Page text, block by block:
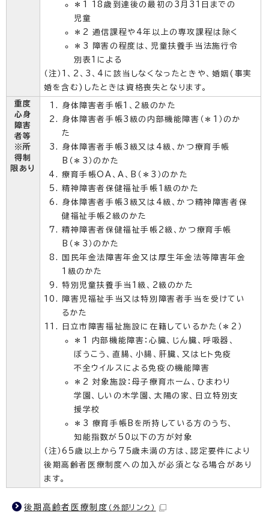
＊1 18歳到達後の最初の3月31日までの
児童
＊2 通信課程や4年以上の専攻課程は除く
＊3 障害の程度は、児童扶養手当法施行令
別表1による
（注）1、2、3、4に該当しなくなったときや、婚姻(事実
婚を含む)したときは資格喪失となります。
重度
心身
障害
者等
※所
得制
限あり
身体障害者手帳1、2級のかた
身体障害者手帳3級の内部機能障害（＊1）のか
た
身体障害者手帳3級又は4級、かつ療育手帳
B（＊3）のかた
療育手帳OA、A、B（＊3）のかた
精神障害者保健福祉手帳1級のかた
身体障害者手帳3級又は4級、かつ精神障害者保
健福祉手帳2級のかた
精神障害者保健福祉手帳2級、かつ療育手帳
B（＊3）のかた
国民年金法障害年金又は厚生年金法等障害年金
1級のかた
特別児童扶養手当1級、2級のかた
障害児福祉手当又は特別障害者手当を受けてい
るかた
日立市障害福祉施設に在籍しているかた（＊2）
＊1 内部機能障害：心臓、じん臓、呼吸器、
ぼうこう、直腸、小腸、肝臓、又はヒト免疫
不全ウイルスによる免疫の機能障害
＊2 対象施設：母子療育ホーム、ひまわり
学園、しいの木学園、太陽の家、日立特別支
援学校
＊3 療育手帳Bを所持している方のうち、
知能指数が50以下の方が対象
（注）65歳以上から75歳未満の方は、認定要件により
後期高齢者医療制度への加入が必須となる場合があり
ます。
後期高齢者医療制度 （外部リンク）